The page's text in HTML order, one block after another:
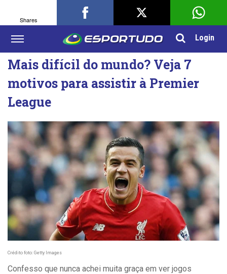
Login
Mais difícil do mundo? Veja 7
motivos para assistir à Premier
League
Crédito foto: Getty Images
Confesso que nunca achei muita graça em ver jogos
Shares